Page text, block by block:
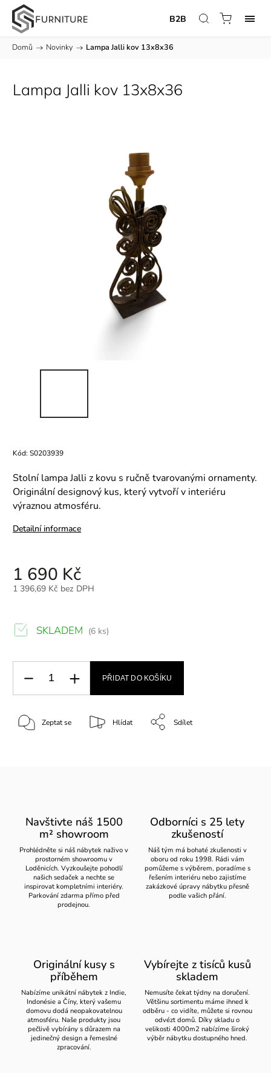
B2B
Domů / Novinky / Lampa Jalli kov 13x8x36
Lampa Jalli kov 13x8x36
Kód: S0203939
Stolní lampa Jalli z kovu s ručně tvarovanými ornamenty.
Originální designový kus, který vytvoří v interiéru
výraznou atmosféru.
Detailní informace
1 690 Kč
1 396,69 Kč bez DPH
SKLADEM (6 ks)
PŘIDAT DO KOŠÍKU
Zeptat se Hlídat Sdílet
Navštivte náš 1500
m² showroom
Prohlédněte si náš nábytek naživo v
prostorném showroomu v
Loděnicích. Vyzkoušejte pohodlí
našich sedaček a nechte se
inspirovat kompletními interiéry.
Parkování zdarma přímo před
prodejnou.
Odborníci s 25 lety
zkušeností
Náš tým má bohaté zkušenosti v
oboru od roku 1998. Rádi vám
pomůžeme s výběrem, poradíme s
řešením interiéru nebo zajistíme
zakázkové úpravy nábytku přesně
podle vašich přání.
Originální kusy s
příběhem
Nabízíme unikátní nábytek z Indie,
Indonésie a Číny, který vašemu
domovu dodá neopakovatelnou
atmosféru. Naše produkty jsou
pečlivě vybírány s důrazem na
jedinečný design a řemeslné
zpracování.
Vybírejte z tisíců kusů
skladem
Nemusíte čekat týdny na doručení.
Většinu sortimentu máme ihned k
odběru - co vidíte, můžete si rovnou
odvézt domů. Díky skladu o
velikosti 4000m2 nabízíme široký
výběr nábytku dostupného hned.